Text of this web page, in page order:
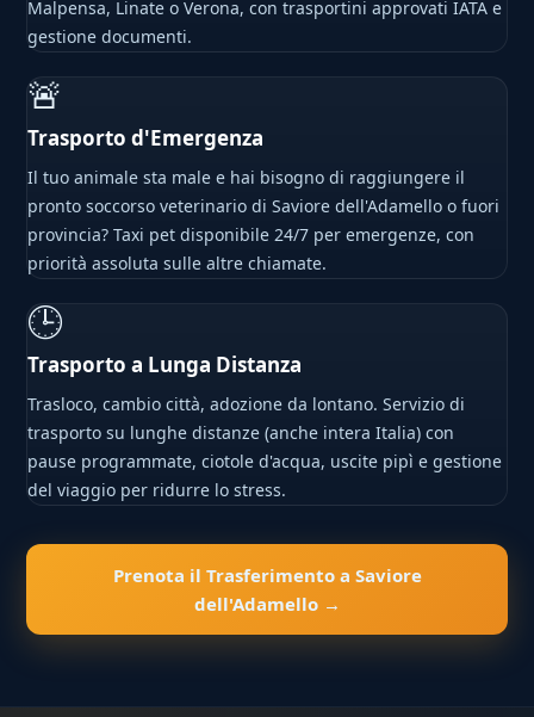
Malpensa, Linate o Verona, con trasportini approvati IATA e
gestione documenti.
🚨
Trasporto d'Emergenza
Il tuo animale sta male e hai bisogno di raggiungere il
pronto soccorso veterinario di Saviore dell'Adamello o fuori
provincia? Taxi pet disponibile 24/7 per emergenze, con
priorità assoluta sulle altre chiamate.
🕒
Trasporto a Lunga Distanza
Trasloco, cambio città, adozione da lontano. Servizio di
trasporto su lunghe distanze (anche intera Italia) con
pause programmate, ciotole d'acqua, uscite pipì e gestione
del viaggio per ridurre lo stress.
Prenota il Trasferimento a Saviore
dell'Adamello →